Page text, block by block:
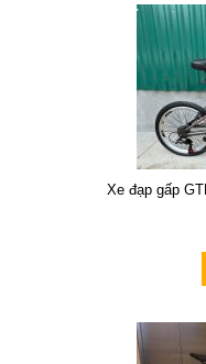
Xe đạp gấp